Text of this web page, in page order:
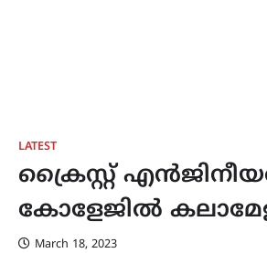
LATEST
ക്രൈസ്റ്റ്
കോളേജിൽ
March 18, 2023